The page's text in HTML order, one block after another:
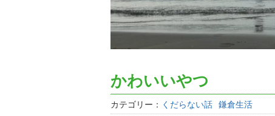
かわいいやつ
カテゴリー： くだらない話 鎌倉生活